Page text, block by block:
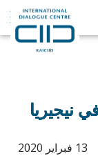
نيجيريا
13 فبراير 2020